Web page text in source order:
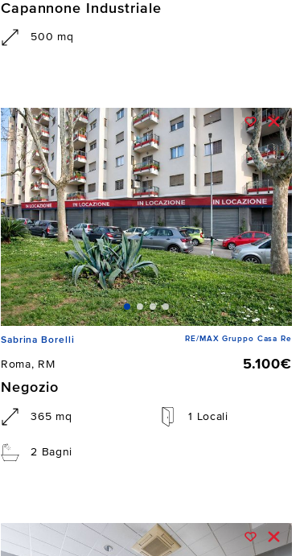
Capannone Industriale
500 mq
Sabrina Borelli RE/MAX Gruppo Casa Re
Roma, RM
5.100€
Negozio
365 mq 1 Locali
2 Bagni